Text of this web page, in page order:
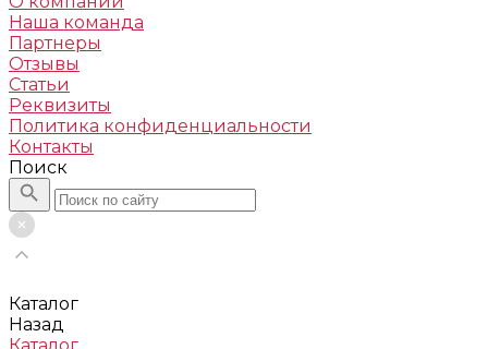
Наша команда
Партнеры
Отзывы
Статьи
Реквизиты
Политика конфиденциальности
Контакты
Поиск
Каталог
Назад